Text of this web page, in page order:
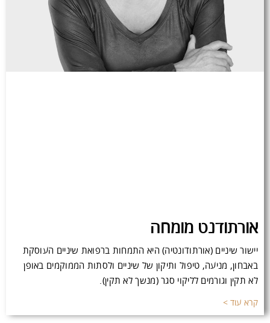
אורתודנט מומחה
יישור שיניים (אורתודונטיה) היא התמחות ברפואת שיניים העוסקת
באבחון, מניעה, טיפול ותיקון של שיניים ולסתות הממוקמים באופן
לא תקין וגורמים לליקוי סגר (מנשך לא תקין).
קרא עוד >